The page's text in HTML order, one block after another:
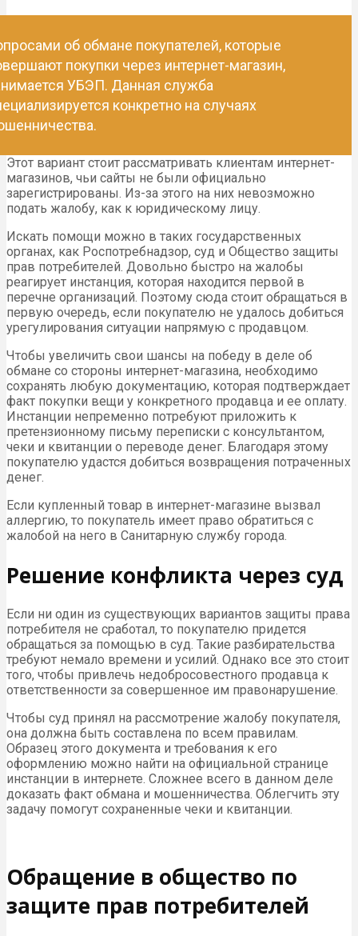
об обмане покупателей, которые
покупки через интернет-магазин,
УБЭП. Данная служба
конкретно на случаях
Этот вариант стоит рассматривать клиентам интернет-
магазинов, чьи сайты не были официально
зарегистрированы. Из-за этого на них невозможно
подать жалобу, как к юридическому лицу.
Искать помощи можно в таких государственных
органах, как Роспотребнадзор, суд и Общество защиты
прав потребителей. Довольно быстро на жалобы
реагирует инстанция, которая находится первой в
перечне организаций. Поэтому сюда стоит обращаться в
первую очередь, если покупателю не удалось добиться
урегулирования ситуации напрямую с продавцом.
Чтобы увеличить свои шансы на победу в деле об
обмане со стороны интернет-магазина, необходимо
сохранять любую документацию, которая подтверждает
факт покупки вещи у конкретного продавца и ее оплату.
Инстанции непременно потребуют приложить к
претензионному письму переписки с консультантом,
чеки и квитанции о переводе денег. Благодаря этому
покупателю удастся добиться возвращения потраченных
денег.
Если купленный товар в интернет-магазине вызвал
аллергию, то покупатель имеет право обратиться с
жалобой на него в Санитарную службу города.
Решение конфликта через суд
Если ни один из существующих вариантов защиты права
потребителя не сработал, то покупателю придется
обращаться за помощью в суд. Такие разбирательства
требуют немало времени и усилий. Однако все это стоит
того, чтобы привлечь недобросовестного продавца к
ответственности за совершенное им правонарушение.
Чтобы суд принял на рассмотрение жалобу покупателя,
она должна быть составлена по всем правилам.
Образец этого документа и требования к его
оформлению можно найти на официальной странице
инстанции в интернете. Сложнее всего в данном деле
доказать факт обмана и мошенничества. Облегчить эту
задачу помогут сохраненные чеки и квитанции.
Обращение в общество по
защите прав потребителей